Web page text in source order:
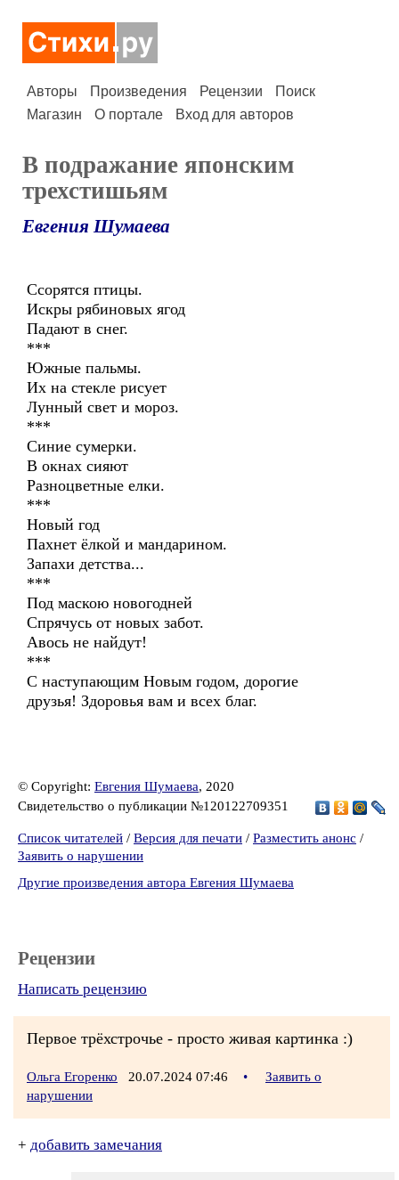
Авторы Произведения Рецензии
Поиск
Магазин
О портале Вход для авторов
В подражание японским
трехстишьям
Евгения Шумаева
Ссорятся птицы.
Искры рябиновых ягод
Падают в снег.
***
Южные пальмы.
Их на стекле рисует
Лунный свет и мороз.
***
Синие сумерки.
В окнах сияют
Разноцветные елки.
***
Новый год
Пахнет ёлкой и мандарином.
Запахи детства...
***
Под маскою новогодней
Спрячусь от новых забот.
Авось не найдут!
***
С наступающим Новым годом, дорогие
друзья! Здоровья вам и всех благ.
© Copyright: Евгения Шумаева, 2020
Свидетельство о публикации №120122709351
Список читателей / Версия для печати / Разместить анонс /
Заявить о нарушении
Другие произведения автора Евгения Шумаева
Рецензии
Написать рецензию
Первое трёхстрочье - просто живая картинка :)
Ольга Егоренко 20.07.2024 07:46 •
Заявить о
нарушении
+ добавить замечания